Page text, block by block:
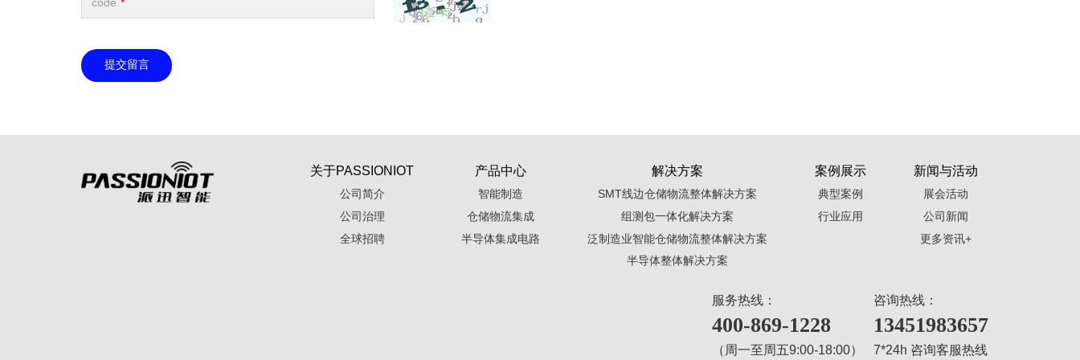
提交留言
关于PASSIONIOT
公司简介
公司治理
全球招聘
产品中心
智能制造
仓储物流集成
半导体集成电路
解决方案
SMT线边仓储物流整体解决方案
组测包一体化解决方案
泛制造业智能仓储物流整体解决方案
半导体整体解决方案
案例展示
典型案例
行业应用
新闻与活动
展会活动
公司新闻
更多资讯+
服务热线：
400-869-1228
（周一至周五9:00-18:00）
咨询热线：
13451983657
7*24h 咨询客服热线